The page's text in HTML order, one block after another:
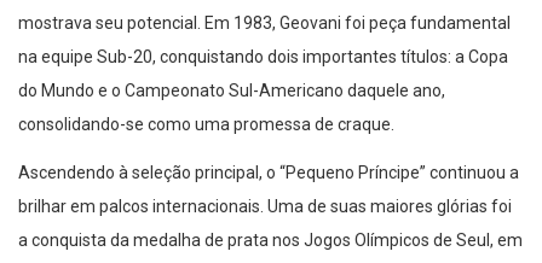
mostrava seu potencial. Em 1983, Geovani foi peça fundamental
na equipe Sub-20, conquistando dois importantes títulos: a Copa
do Mundo e o Campeonato Sul-Americano daquele ano,
consolidando-se como uma promessa de craque.
Ascendendo à seleção principal, o “Pequeno Príncipe” continuou a
brilhar em palcos internacionais. Uma de suas maiores glórias foi
a conquista da medalha de prata nos Jogos Olímpicos de Seul, em